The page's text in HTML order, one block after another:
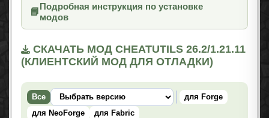
📘
Подробная инструкция по установке
модов
СКАЧАТЬ МОД CHEATUTILS 26.2/1.21.11
(КЛИЕНТСКИЙ МОД ДЛЯ ОТЛАДКИ)
Все
для Forge
для NeoForge
для Fabric